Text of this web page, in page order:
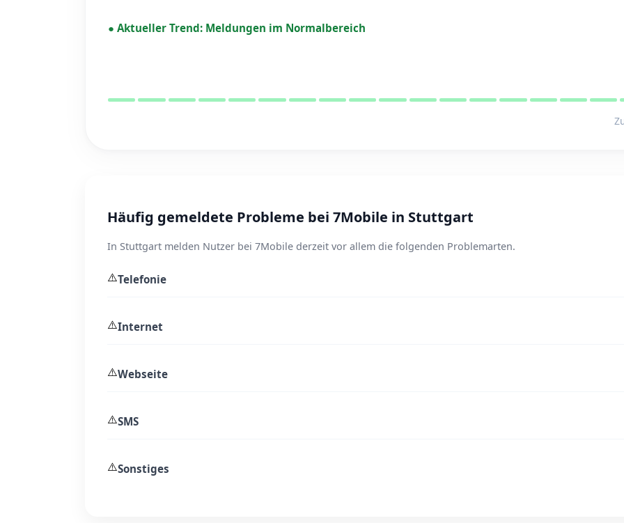
● Aktueller Trend: Meldungen im Normalbereich
Häufig gemeldete Probleme bei 7Mobile in Stuttgart
In Stuttgart melden Nutzer bei 7Mobile derzeit vor allem die folgenden Problemarten.
⚠️Telefonie
⚠️Internet
⚠️Webseite
⚠️SMS
⚠️Sonstiges